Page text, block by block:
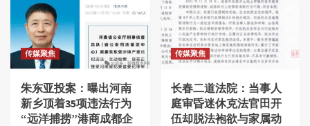
传媒聚焦
朱东亚投案：曝出河南
新乡顶着35项违法行为
“远洋捕捞”港商成都企
传媒聚焦
长春二道法院：当事人
庭审昏迷休克法官田开
伍却脱法袍欲与家属动